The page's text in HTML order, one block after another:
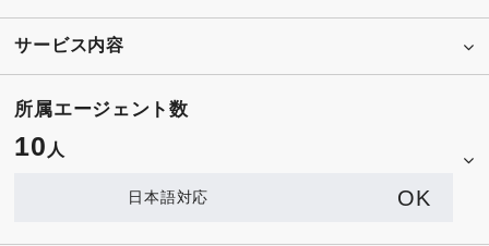
サービス内容
所属エージェント数
10 人
日本語対応 OK